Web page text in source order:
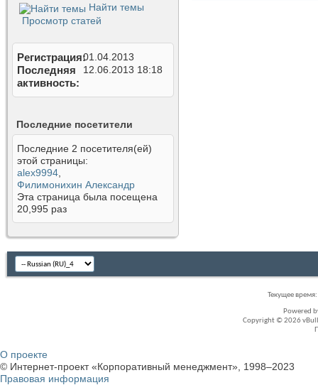
Найти темы
Просмотр статей
Регистрация01.04.2013
Последняя
активность
12.06.2013 18:18
Последние посетители
Последние 2 посетителя(ей)
этой страницы:
alex9994
Филимонихин Александр
Эта страница была посещена
20,995 раз
Текущее время:
Powered
Copyright © 2026
О проекте
© Интернет-проект «Корпоративный менеджмент», 1998–2023
Правовая информация